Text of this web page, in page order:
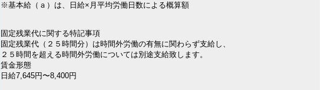
※基本給（ａ）は、日給×月平均労働日数による概算額
固定残業代に関する特記事項
固定残業代（２５時間分）は時間外労働の有無に関わらず支給し、
２５時間を超える時間外労働については別途支給致します。
賃金形態
日給7,645円〜8,400円